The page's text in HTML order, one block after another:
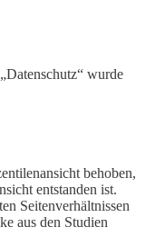
wurde
behoben,
entstanden ist.
Seitenverhältnissen
aus den Studien